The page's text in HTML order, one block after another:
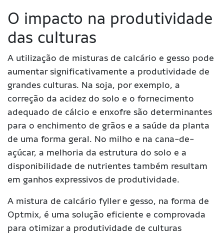
O impacto na produtividade
das culturas
A utilização de misturas de calcário e gesso pode
aumentar significativamente a produtividade de
grandes culturas. Na soja, por exemplo, a
correção da acidez do solo e o fornecimento
adequado de cálcio e enxofre são determinantes
para o enchimento de grãos e a saúde da planta
de uma forma geral. No milho e na cana-de-
açúcar, a melhoria da estrutura do solo e a
disponibilidade de nutrientes também resultam
em ganhos expressivos de produtividade.
A mistura de calcário fyller e gesso, na forma de
Optmix, é uma solução eficiente e comprovada
para otimizar a produtividade de culturas